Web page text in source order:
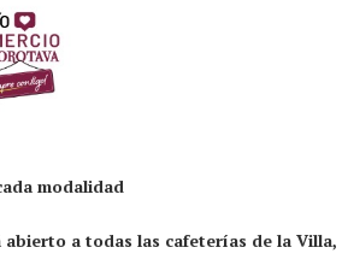
modalidad
a todas las cafeterías de la Villa,